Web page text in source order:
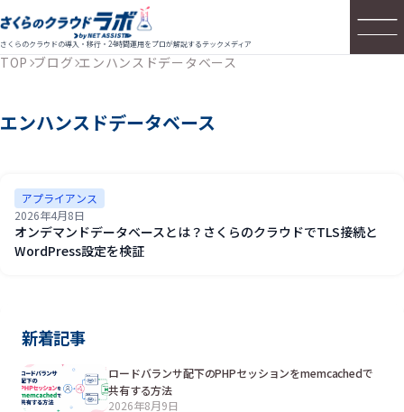
さくらのクラウドの導入・移行・24時間運用をプロが解説するテックメディア
TOP ブログ エンハンスドデータベース
エンハンスドデータベース
アプライアンス
2026年4月8日
オンデマンドデータベースとは？さくらのクラウドでTLS接続と
WordPress設定を検証
新着記事
ロードバランサ配下のPHPセッションをmemcachedで
共有する方法
2026年8月9日